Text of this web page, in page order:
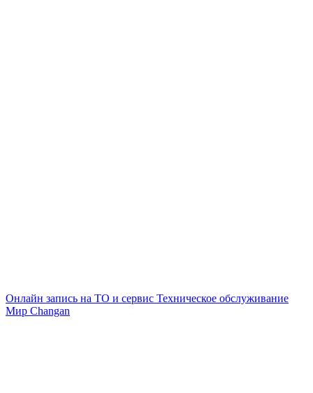
Онлайн запись на ТО и сервис Техническое обслуживание
Мир Changan